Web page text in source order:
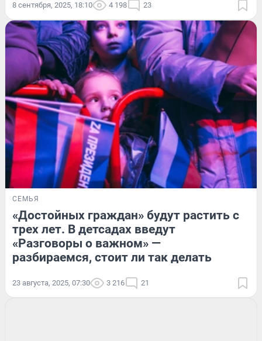
8 сентября, 2025, 18:10 4 198 23
СЕМЬЯ
«Достойных граждан» будут растить с
трех лет. В детсадах введут
«Разговоры о важном» —
разбираемся, стоит ли так делать
23 августа, 2025, 07:30 3 216 21